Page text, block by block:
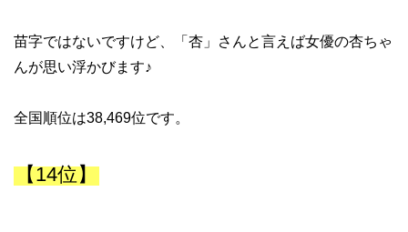
苗字ではないですけど、「杏」さんと言えば女優の杏ちゃ
んが思い浮かびます♪
全国順位は38,469位です。
【14位】